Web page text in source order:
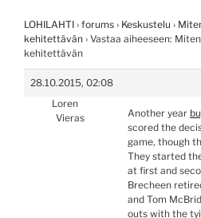
LOHILAHTI › forums › Keskustelu ›
kehitettävän › Vastaa aiheeseen:
kehitettävän
28.10.2015, 02:08
Loren
Vieras
Another year
scored the
game, though
They started
at first and
Brecheen
and Tom
outs with the